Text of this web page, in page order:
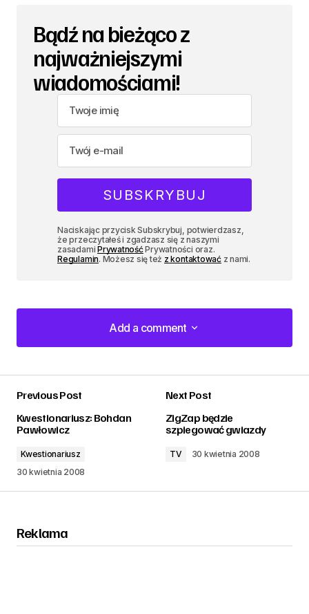
Bądź na bieżąco z
najważniejszymi
wiadomościami!
Naciskając przycisk Subskrybuj, potwierdzasz,
że przeczytałeś i zgadzasz się z naszymi
zasadamiPrywatnośćPrywatności oraz.
Regulamin. Możesz się też z kontaktowaćz nami.
Add a comment
Add a comment
Previous Post
Kwestionariusz: Bohdan
Pawłowicz
Kwestionariusz
30 kwietnia 2008
Next Post
ZigZap będzie
szpiegować gwiazdy
TV 30 kwietnia 2008
Reklama